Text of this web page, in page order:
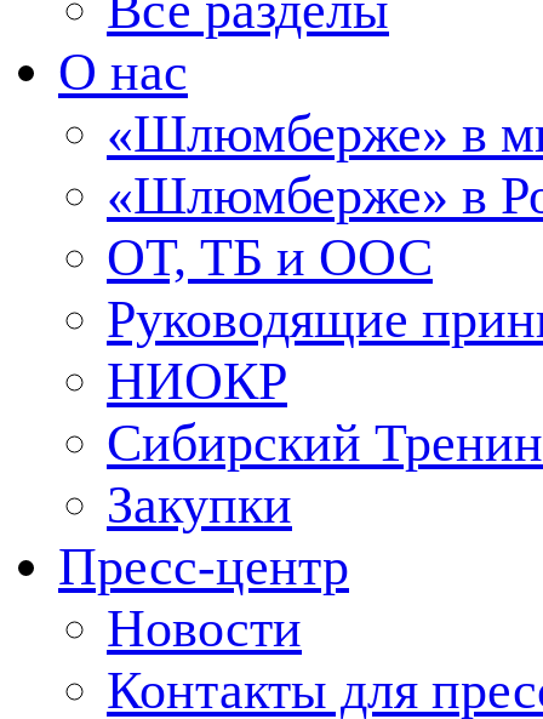
О нас
«Шлюмберже» в
«Шлюмберже» в
ОТ, ТБ и ООС
Руководящие
НИОКР
Сибирский
Закупки
Пресс-центр
Новости
Контакты для